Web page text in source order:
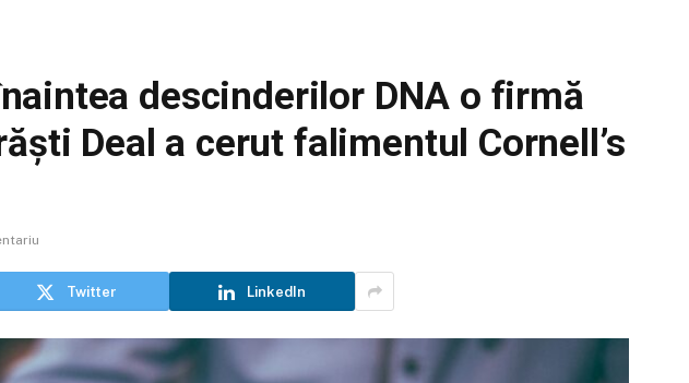
descinderilor DNA o firmă
Deal a cerut falimentul Cornell’s
Twitter LinkedIn